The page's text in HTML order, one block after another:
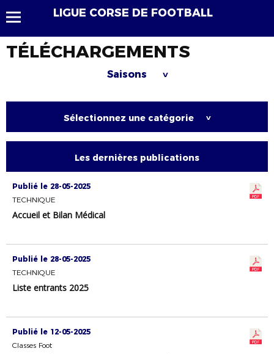
LIGUE CORSE DE FOOTBALL
TÉLÉCHARGEMENTS
Saisons >
Sélectionnez une catégorie >
Les dernières publications
Publié le 28-05-2025
TECHNIQUE
Accueil et Bilan Médical
Publié le 28-05-2025
TECHNIQUE
Liste entrants 2025
Publié le 12-05-2025
Classes Foot